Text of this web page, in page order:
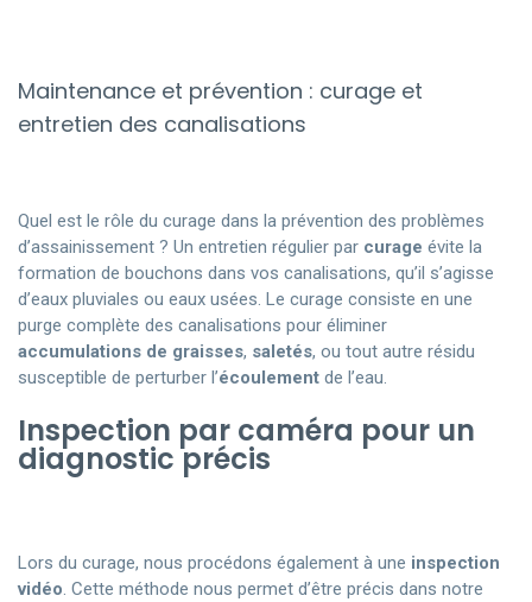
Maintenance et prévention : curage et
entretien des canalisations
Quel est le rôle du curage dans la prévention des problèmes
d’assainissement ? Un entretien régulier par curage évite la
formation de bouchons dans vos canalisations, qu’il s’agisse
d’eaux pluviales ou eaux usées. Le curage consiste en une
purge complète des canalisations pour éliminer
accumulations de graisses, saletés, ou tout autre résidu
susceptible de perturber l’écoulement de l’eau.
Inspection par caméra pour un
diagnostic précis
Lors du curage, nous procédons également à une inspection
vidéo. Cette méthode nous permet d’être précis dans notre